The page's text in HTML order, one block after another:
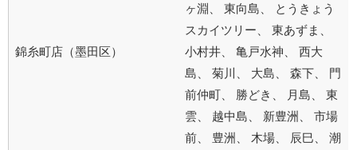
錦糸町店（墨田区）
ヶ淵、 東向島、 とうきょう
スカイツリー、 東あずま、
小村井、 亀戸水神、 西大
島、 菊川、 大島、 森下、 門
前仲町、 勝どき、 月島、 東
雲、 越中島、 新豊洲、 市場
前、 豊洲、 木場、 辰巳、 潮